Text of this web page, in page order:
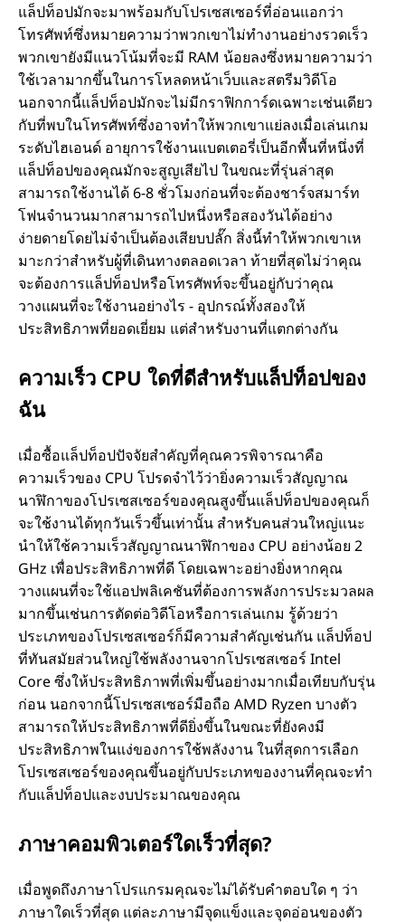
แล็ปท็อปมักจะมาพร้อมกับโปรเซสเซอร์ที่อ่อนแอกว่า
โทรศัพท์ซึ่งหมายความว่าพวกเขาไม่ทํางานอย่างรวดเร็ว
พวกเขายังมีแนวโน้มที่จะมี RAM น้อยลงซึ่งหมายความว่า
ใช้เวลามากขึ้นในการโหลดหน้าเว็บและสตรีมวิดีโอ
นอกจากนี้แล็ปท็อปมักจะไม่มีกราฟิกการ์ดเฉพาะเช่นเดียว
กับที่พบในโทรศัพท์ซึ่งอาจทําให้พวกเขาแย่ลงเมื่อเล่นเกม
ระดับไฮเอนด์ อายุการใช้งานแบตเตอรี่เป็นอีกพื้นที่หนึ่งที่
แล็ปท็อปของคุณมักจะสูญเสียไป ในขณะที่รุ่นล่าสุด
สามารถใช้งานได้ 6-8 ชั่วโมงก่อนที่จะต้องชาร์จสมาร์ท
โฟนจํานวนมากสามารถไปหนึ่งหรือสองวันได้อย่าง
ง่ายดายโดยไม่จําเป็นต้องเสียบปลั๊ก สิ่งนี้ทําให้พวกเขาเห
มาะกว่าสําหรับผู้ที่เดินทางตลอดเวลา ท้ายที่สุดไม่ว่าคุณ
จะต้องการแล็ปท็อปหรือโทรศัพท์จะขึ้นอยู่กับว่าคุณ
วางแผนที่จะใช้งานอย่างไร - อุปกรณ์ทั้งสองให้
ประสิทธิภาพที่ยอดเยี่ยม แต่สําหรับงานที่แตกต่างกัน
ความเร็ว CPU ใดที่ดีสําหรับแล็ปท็อปของ
ฉัน
เมื่อซื้อแล็ปท็อปปัจจัยสําคัญที่คุณควรพิจารณาคือ
ความเร็วของ CPU โปรดจําไว้ว่ายิ่งความเร็วสัญญาณ
นาฬิกาของโปรเซสเซอร์ของคุณสูงขึ้นแล็ปท็อปของคุณก็
จะใช้งานได้ทุกวันเร็วขึ้นเท่านั้น สําหรับคนส่วนใหญ่แนะ
นําให้ใช้ความเร็วสัญญาณนาฬิกาของ CPU อย่างน้อย 2
GHz เพื่อประสิทธิภาพที่ดี โดยเฉพาะอย่างยิ่งหากคุณ
วางแผนที่จะใช้แอปพลิเคชันที่ต้องการพลังการประมวลผล
มากขึ้นเช่นการตัดต่อวิดีโอหรือการเล่นเกม รู้ด้วยว่า
ประเภทของโปรเซสเซอร์ก็มีความสําคัญเช่นกัน แล็ปท็อป
ที่ทันสมัยส่วนใหญ่ใช้พลังงานจากโปรเซสเซอร์ Intel
Core ซึ่งให้ประสิทธิภาพที่เพิ่มขึ้นอย่างมากเมื่อเทียบกับรุ่น
ก่อน นอกจากนี้โปรเซสเซอร์มือถือ AMD Ryzen บางตัว
สามารถให้ประสิทธิภาพที่ดียิ่งขึ้นในขณะที่ยังคงมี
ประสิทธิภาพในแง่ของการใช้พลังงาน ในที่สุดการเลือก
โปรเซสเซอร์ของคุณขึ้นอยู่กับประเภทของงานที่คุณจะทํา
กับแล็ปท็อปและงบประมาณของคุณ
ภาษาคอมพิวเตอร์ใดเร็วที่สุด?
เมื่อพูดถึงภาษาโปรแกรมคุณจะไม่ได้รับคําตอบใด ๆ ว่า
ภาษาใดเร็วที่สุด แต่ละภาษามีจุดแข็งและจุดอ่อนของตัว